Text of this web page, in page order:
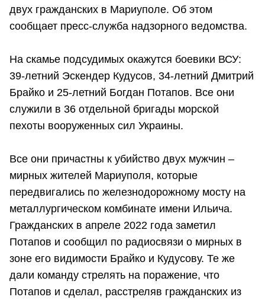
двух гражданских в Мариуполе. Об этом
сообщает пресс-служба надзорного ведомства.
На скамье подсудимых окажутся боевики ВСУ:
39-летний Эскендер Кудусов, 34-летний Дмитрий
Брайко и 25-летний Богдан Потапов. Все они
служили в 36 отдельной бригады морской
пехоты вооруженных сил Украины.
Все они причастны к убийство двух мужчин –
мирных жителей Мариуполя, которые
передвигались по железнодорожному мосту на
металлургическом комбинате имени Ильича.
Гражданских в апреле 2022 года заметил
Потапов и сообщил по радиосвязи о мирных в
зоне его видимости Брайко и Кудусову. Те же
дали команду стрелять на поражение, что
Потапов и сделал, расстреляв гражданских из